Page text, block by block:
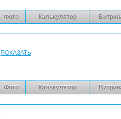
Фото Калькулятор
ПОКАЗАТЬ
Фото Калькулятор